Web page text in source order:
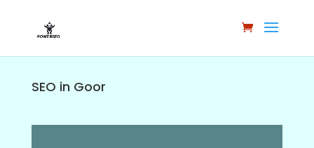
SEO in Goor